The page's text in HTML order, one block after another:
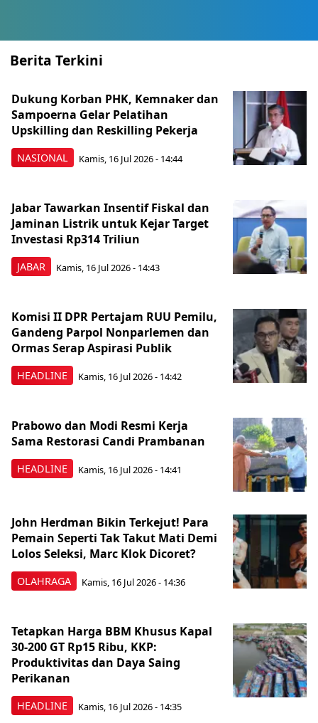
Berita Terkini
NASIONAL
Dukung Korban PHK, Kemnaker dan
Sampoerna Gelar Pelatihan
Upskilling dan Reskilling Pekerja
Kamis, 16 Jul 2026 - 14:44
JABAR
Jabar Tawarkan Insentif Fiskal dan
Jaminan Listrik untuk Kejar Target
Investasi Rp314 Triliun
Kamis, 16 Jul 2026 - 14:43
HEADLINE
Komisi II DPR Pertajam RUU Pemilu,
Gandeng Parpol Nonparlemen dan
Ormas Serap Aspirasi Publik
Kamis, 16 Jul 2026 - 14:42
HEADLINE
Prabowo dan Modi Resmi Kerja
Sama Restorasi Candi Prambanan
Kamis, 16 Jul 2026 - 14:41
OLAHRAGA
John Herdman Bikin Terkejut! Para
Pemain Seperti Tak Takut Mati Demi
Lolos Seleksi, Marc Klok Dicoret?
Kamis, 16 Jul 2026 - 14:36
HEADLINE
Tetapkan Harga BBM Khusus Kapal
30-200 GT Rp15 Ribu, KKP:
Produktivitas dan Daya Saing
Perikanan
Kamis, 16 Jul 2026 - 14:35